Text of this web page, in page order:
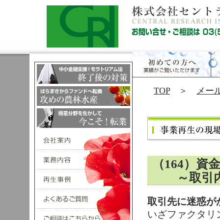
TOP＞ メー
（164）資
～取引内
取引先に迷惑が
いざファクタリ